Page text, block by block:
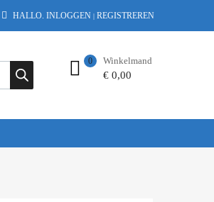
HALLO. INLOGGEN | REGISTREREN
Winkelmand
€ 0,00
0